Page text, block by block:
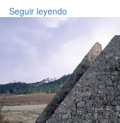
Seguir leyendo